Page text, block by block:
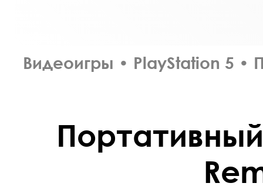
Видеоигры • PlayStation 5 •